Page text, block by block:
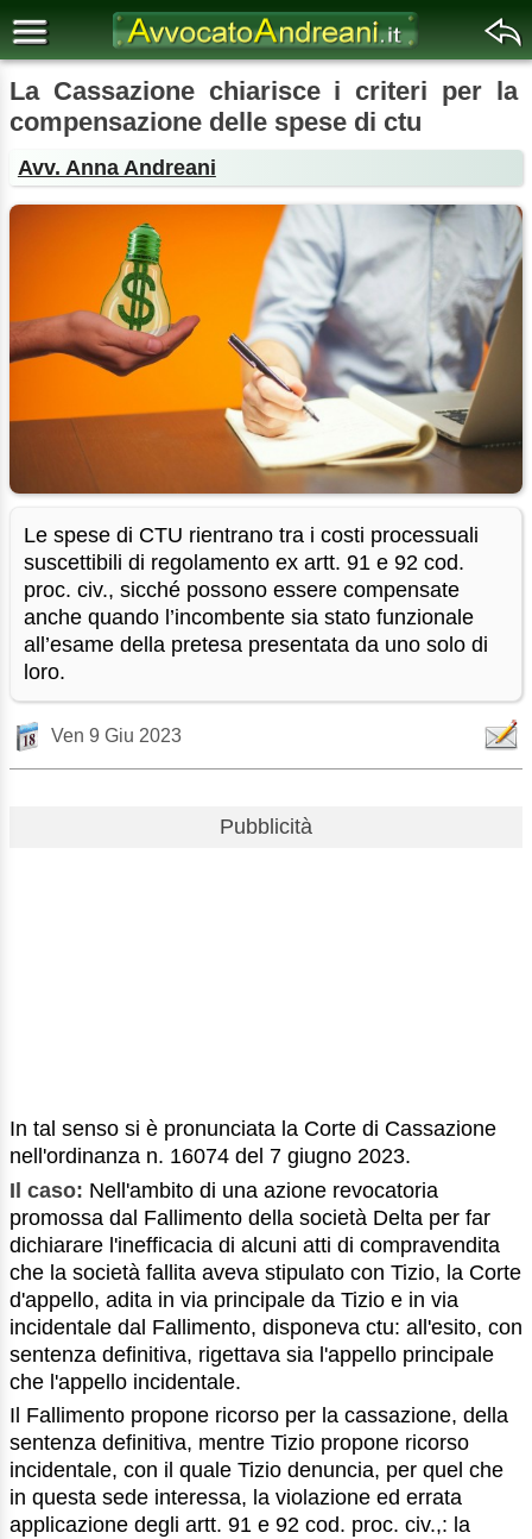
La Cassazione chiarisce i criteri per la
compensazione delle spese di ctu
Avv. Anna Andreani
Le spese di CTU rientrano tra i costi processuali
suscettibili di regolamento ex artt. 91 e 92 cod.
proc. civ., sicché possono essere compensate
anche quando l’incombente sia stato funzionale
all’esame della pretesa presentata da uno solo di
loro.
Ven 9 Giu 2023
Pubblicità
In tal senso si è pronunciata la Corte di Cassazione
nell'ordinanza n. 16074 del 7 giugno 2023.
Il caso: Nell'ambito di una azione revocatoria
promossa dal Fallimento della società Delta per far
dichiarare l'inefficacia di alcuni atti di compravendita
che la società fallita aveva stipulato con Tizio, la Corte
d'appello, adita in via principale da Tizio e in via
incidentale dal Fallimento, disponeva ctu: all'esito, con
sentenza definitiva, rigettava sia l'appello principale
che l'appello incidentale.
Il Fallimento propone ricorso per la cassazione, della
sentenza definitiva, mentre Tizio propone ricorso
incidentale, con il quale Tizio denuncia, per quel che
in questa sede interessa, la violazione ed errata
applicazione degli artt. 91 e 92 cod. proc. civ.,: la